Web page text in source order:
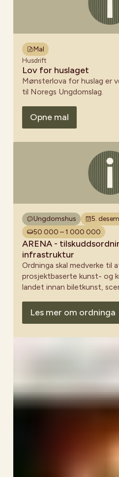
Mal
Husdrift
Lov for huslaget
Mønsterlova for huslag er
til Noregs Ungdomslag.
Opne mal
Ungdomshus
5.
50 000 – 1 000 000
ARENA -
infrastruktur
Ordninga skal medverke til
prosjektbaserte kunst- og
landet innan biletkunst,
kulturvernet har
hensiktsmessig
Les mer om ordninga